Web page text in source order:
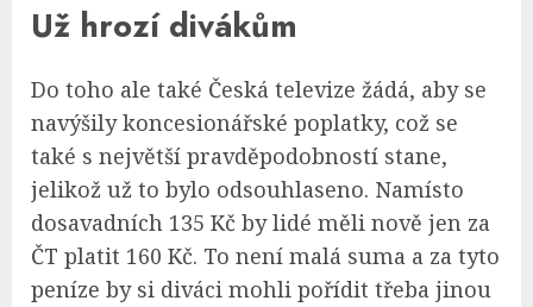
Už hrozí divákům
Do toho ale také Česká televize žádá, aby se
navýšily koncesionářské poplatky, což se
také s největší pravděpodobností stane,
jelikož už to bylo odsouhlaseno. Namísto
dosavadních 135 Kč by lidé měli nově jen za
ČT platit 160 Kč. To není malá suma a za tyto
peníze by si diváci mohli pořídit třeba jinou